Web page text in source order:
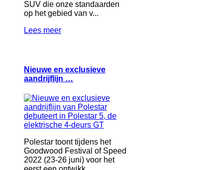
SUV die onze standaarden
op het gebied van v...
Lees meer
Nieuwe en exclusieve
aandrijflijn …
Polestar toont tijdens het
Goodwood Festival of Speed
2022 ​​(23-26 juni) voor het